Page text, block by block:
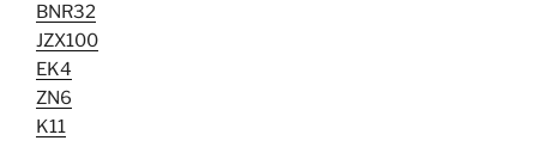
BNR32
JZX100
EK4
ZN6
K11